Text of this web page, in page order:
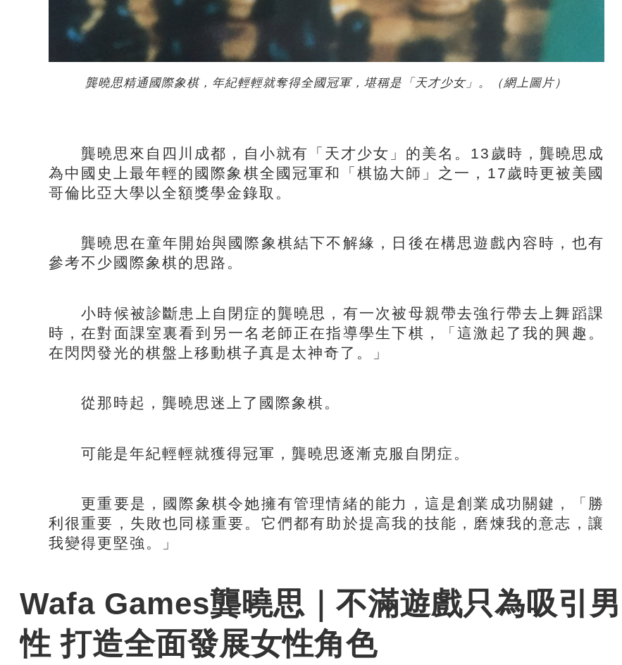
龔曉思精通國際象棋，年紀輕輕就奪得全國冠軍，堪稱是「天才少女」。（網上圖片）
龔曉思來自四川成都，自小就有「天才少女」的美名。13歲時，龔曉思成
為中國史上最年輕的國際象棋全國冠軍和「棋協大師」之一，17歲時更被美國
哥倫比亞大學以全額獎學金錄取。
龔曉思在童年開始與國際象棋結下不解緣，日後在構思遊戲內容時，也有
參考不少國際象棋的思路。
小時候被診斷患上自閉症的龔曉思，有一次被母親帶去強行帶去上舞蹈課
時，在對面課室裏看到另一名老師正在指導學生下棋，「這激起了我的興趣。
在閃閃發光的棋盤上移動棋子真是太神奇了。」
從那時起，龔曉思迷上了國際象棋。
可能是年紀輕輕就獲得冠軍，龔曉思逐漸克服自閉症。
更重要是，國際象棋令她擁有管理情緒的能力，這是創業成功關鍵，「勝
利很重要，失敗也同樣重要。它們都有助於提高我的技能，磨煉我的意志，讓
我變得更堅強。」
Wafa Games龔曉思｜不滿遊戲只為吸引男
性 打造全面發展女性角色